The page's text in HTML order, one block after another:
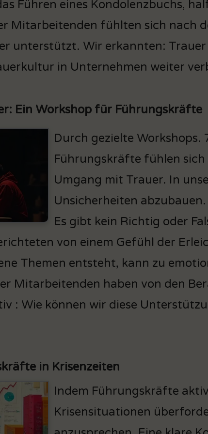
Führen eines Kondolenzbuchs,
Mitarbeitenden fühlten sich nach
unterstützt. Wir erkannten:
in Unternehmen weiter
Ein Workshop für Führungskräfte
Durch gezielte Workshops.
Führungskräfte fühlen sich
Umgang mit Trauer. In
Unsicherheiten
Es gibt kein Richtig oder
von einem Gefühl der
Themen entsteht, kann zu
Mitarbeitenden haben von den
: Wie können wir diese
in Krisenzeiten
Indem Führungskräfte
Krisensituationen